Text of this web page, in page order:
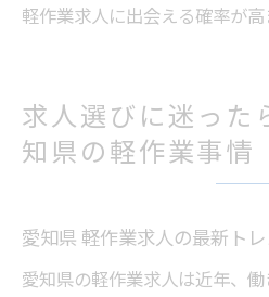
軽作業求人に出会える確率が高
求人選びに迷った
知県の軽作業事情
愛知県 軽作業求人の最新ト
愛知県の軽作業求人は近年、